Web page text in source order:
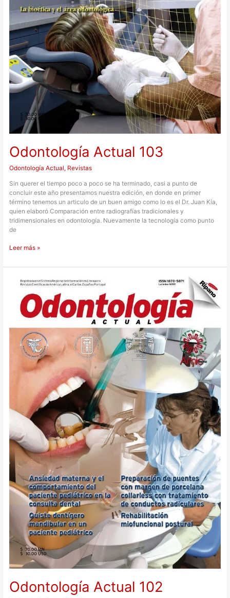
Odontología Actual 103
Odontología Actual, Revistas
Sin querer el tiempo poco a poco se ha terminado, casi a punto de
concluir este año presentamos nuestra edición, en donde en primer
término tenemos un articulo de un buen amigo como lo es el Dr. Juan Kía,
quien elaboró Comparación entre radiografías tradicionales y
tridimensionales en odontología. Nuevamente la tecnología como punto
de
Leer más »
Odontología Actual 102
Odontología